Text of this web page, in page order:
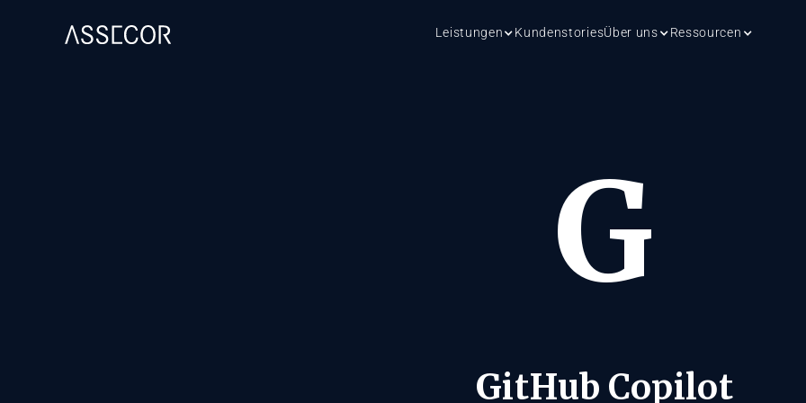
Leistungen KundenstoriesÜber uns Ressourcen
G
GitHub Copilot